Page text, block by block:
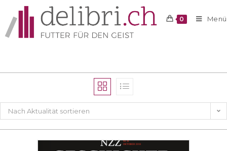
0 Menü
Nach Aktualität sortieren